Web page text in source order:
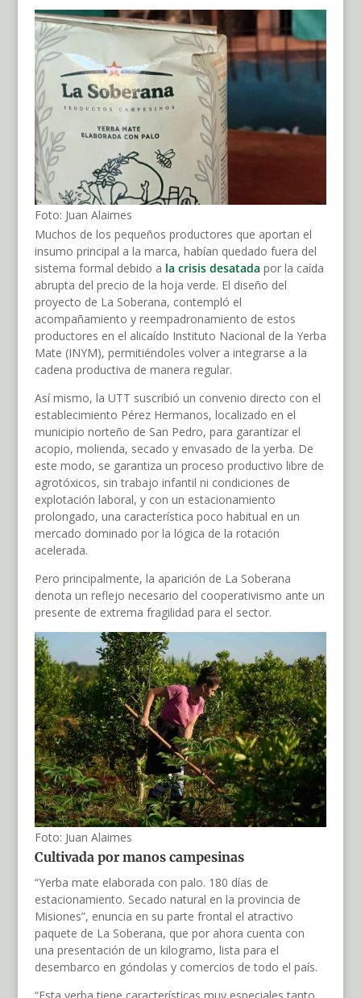
Foto: Juan Alaimes
Muchos de los pequeños productores que aportan el
insumo principal a la marca, habían quedado fuera del
sistema formal debido a la crisis desatada por la caída
abrupta del precio de la hoja verde. El diseño del
proyecto de La Soberana, contempló el
acompañamiento y reempadronamiento de estos
productores en el alicaído Instituto Nacional de la Yerba
Mate (INYM), permitiéndoles volver a integrarse a la
cadena productiva de manera regular.
Así mismo, la UTT suscribió un convenio directo con el
establecimiento Pérez Hermanos, localizado en el
municipio norteño de San Pedro, para garantizar el
acopio, molienda, secado y envasado de la yerba. De
este modo, se garantiza un proceso productivo libre de
agrotóxicos, sin trabajo infantil ni condiciones de
explotación laboral, y con un estacionamiento
prolongado, una característica poco habitual en un
mercado dominado por la lógica de la rotación
acelerada.
Pero principalmente, la aparición de La Soberana
denota un reflejo necesario del cooperativismo ante un
presente de extrema fragilidad para el sector.
Foto: Juan Alaimes
Cultivada por manos campesinas
“Yerba mate elaborada con palo. 180 días de
estacionamiento. Secado natural en la provincia de
Misiones”, enuncia en su parte frontal el atractivo
paquete de La Soberana, que por ahora cuenta con
una presentación de un kilogramo, lista para el
desembarco en góndolas y comercios de todo el país.